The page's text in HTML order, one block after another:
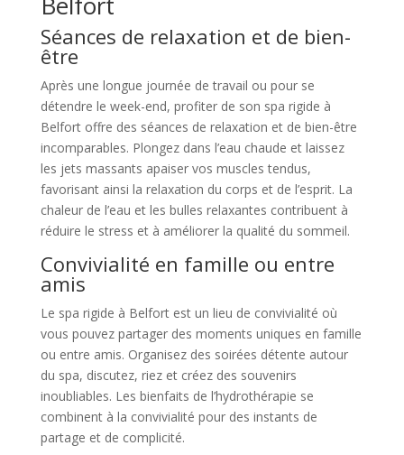
Séances de relaxation et de bien-
être
Après une longue journée de travail ou pour se
détendre le week-end, profiter de son spa rigide à
Belfort offre des séances de relaxation et de bien-être
incomparables. Plongez dans l’eau chaude et laissez
les jets massants apaiser vos muscles tendus,
favorisant ainsi la relaxation du corps et de l’esprit. La
chaleur de l’eau et les bulles relaxantes contribuent à
réduire le stress et à améliorer la qualité du sommeil.
Convivialité en famille ou entre
amis
Le spa rigide à Belfort est un lieu de convivialité où
vous pouvez partager des moments uniques en famille
ou entre amis. Organisez des soirées détente autour
du spa, discutez, riez et créez des souvenirs
inoubliables. Les bienfaits de l’hydrothérapie se
combinent à la convivialité pour des instants de
partage et de complicité.